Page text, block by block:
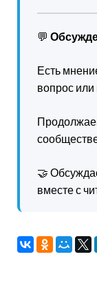
💬
Есть
вопрос или
🤝
вместе с